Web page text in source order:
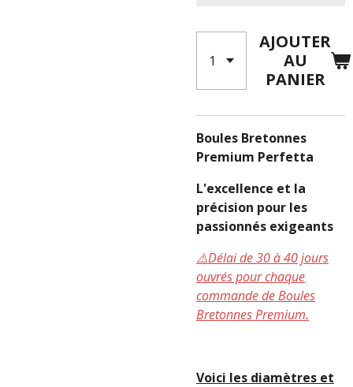
AJOUTER
AU
PANIER
Boules Bretonnes
Premium Perfetta
L'excellence et la
précision pour les
passionnés exigeants
⚠️Délai de 30 à 40 jours
ouvrés pour chaque
commande de Boules
Bretonnes Premium.
Voici les diamètres et